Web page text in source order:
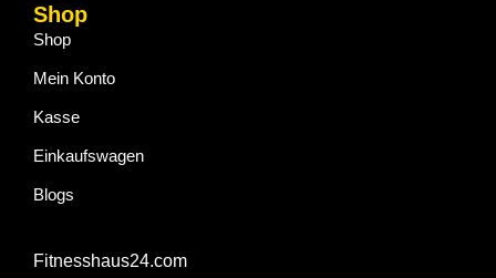
Shop
Shop
Mein Konto
Kasse
Einkaufswagen
Blogs
Fitnesshaus24.com